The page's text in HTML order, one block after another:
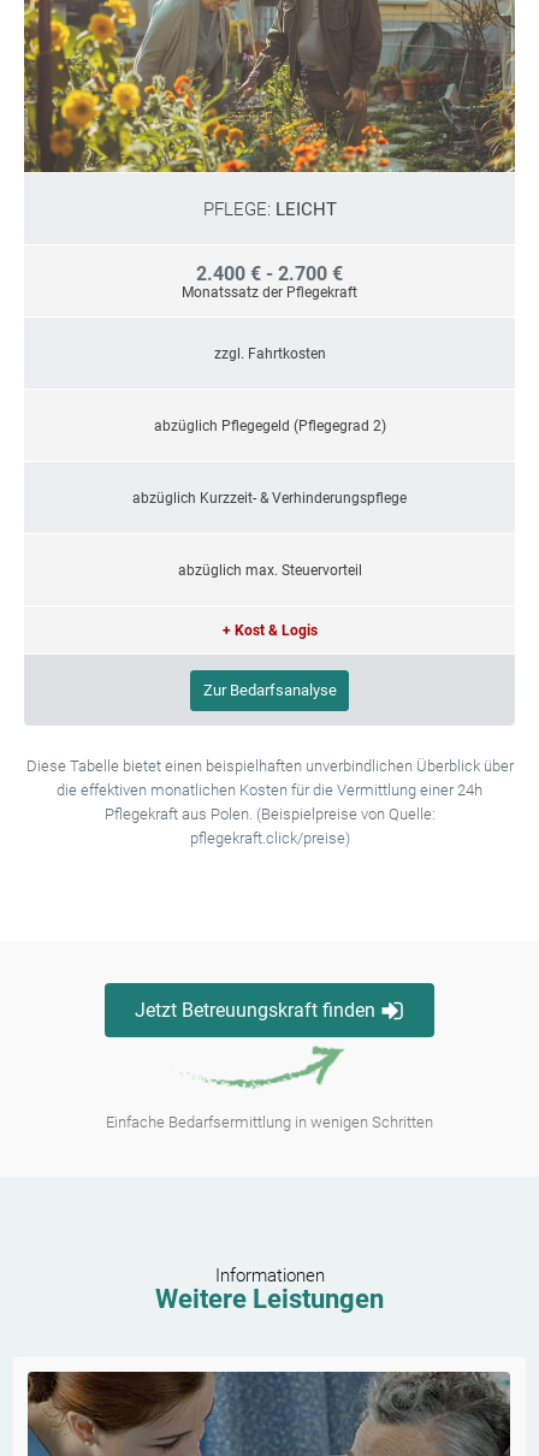
PFLEGE: LEICHT
2.400 € - 2.700 €
Monatssatz der Pflegekraft
zzgl. Fahrtkosten
abzüglich Pflegegeld (Pflegegrad 2)
abzüglich Kurzzeit- & Verhinderungspflege
abzüglich max. Steuervorteil
+ Kost & Logis
Zur Bedarfsanalyse
Diese Tabelle bietet einen beispielhaften unverbindlichen Überblick über
die effektiven monatlichen Kosten für die Vermittlung einer 24h
Pflegekraft aus Polen. (Beispielpreise von Quelle:
pflegekraft.click/preise)
Jetzt Betreuungskraft finden
Einfache Bedarfsermittlung in wenigen Schritten
Informationen
Weitere Leistungen